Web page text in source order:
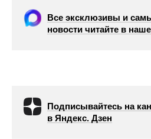
Все эксклюзивы и
новости читайте в
Подписывайтесь на
в Яндекс. Дзен